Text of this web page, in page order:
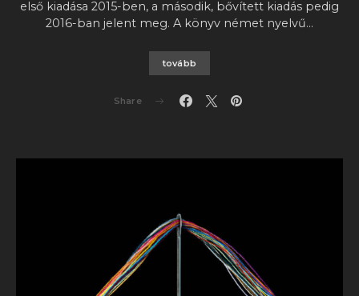
első kiadása 2015-ben, a második, bővített kiadás pedig
2016-ban jelent meg. A könyv német nyelvű…
tovább
Share